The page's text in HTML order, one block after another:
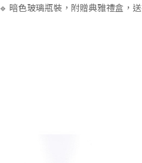
🔹 暗色玻璃瓶裝，附贈典雅禮盒，